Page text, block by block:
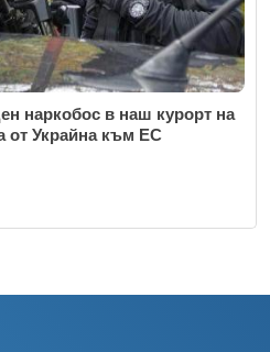
наркобос в наш курорт на
от Украйна към ЕС